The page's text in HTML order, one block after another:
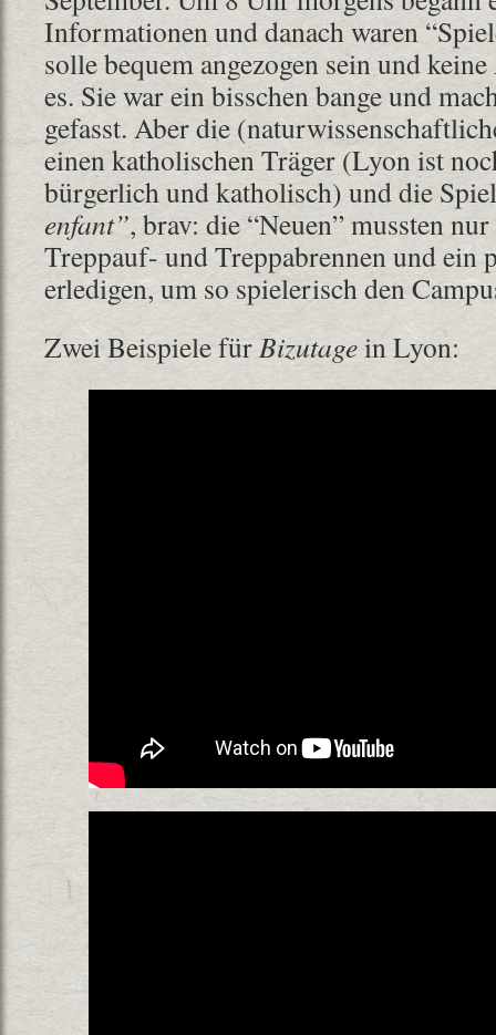
Informationen und danach waren
solle bequem angezogen sein und
es. Sie war ein bisschen bange und
gefasst. Aber die
einen katholischen Träger (Lyon ist
bürgerlich und katholisch) und die
enfant”, brav: die “Neuen” mussten
Treppauf- und Treppabrennen und ein
erledigen, um so spielerisch den
Zwei Beispiele fürBizutagein Lyon: